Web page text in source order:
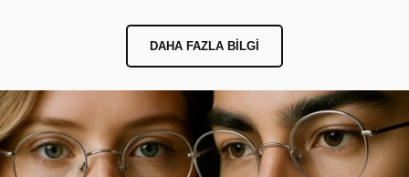
DAHA FAZLA BILGI